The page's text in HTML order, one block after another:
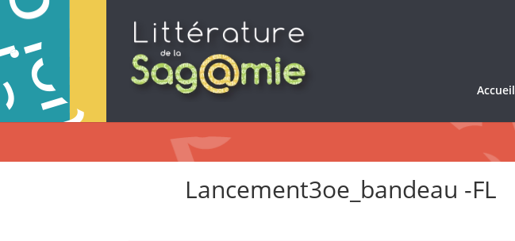
Accueil
Lancement3oe_bandeau -FL